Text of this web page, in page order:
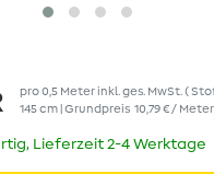
pro0,5 Meter inkl. ges. MwSt.(
145 cm | Grundpreis 10,79 € / Meter
Lieferzeit 2-4 Werktage